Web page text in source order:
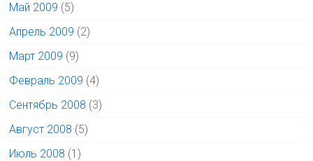
Май 2009 (5)
Апрель 2009 (2)
Март 2009 (9)
Февраль 2009 (4)
Сентябрь 2008 (3)
Август 2008 (5)
Июль 2008 (1)